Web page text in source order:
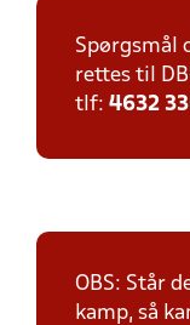
Spørgsmål
rettes til
tlf: 4632
OBS: Står
kamp, så